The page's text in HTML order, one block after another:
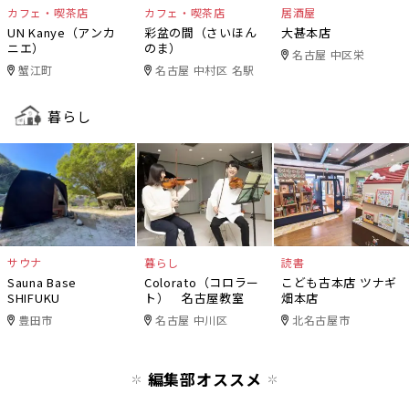
カフェ・喫茶店
UN Kanye（アンカ
ニエ）
蟹江町
カフェ・喫茶店
彩盆の間（さいほん
のま）
名古屋 中村区 名駅
居酒屋
大甚本店
名古屋 中区栄
暮らし
サウナ
Sauna Base
SHIFUKU
豊田市
暮らし
Colorato（コロラー
ト） 名古屋教室
名古屋 中川区
読書
こども古本店 ツナギ
畑本店
北名古屋市
編集部オススメ